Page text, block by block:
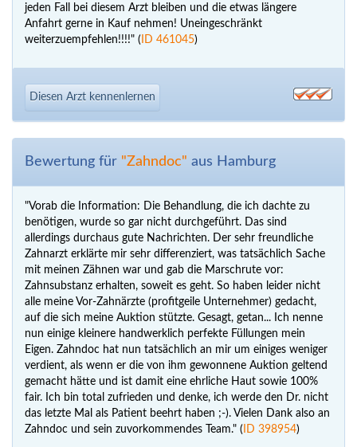
jeden Fall bei diesem Arzt bleiben und die etwas längere
Anfahrt gerne in Kauf nehmen! Uneingeschränkt
weiterzuempfehlen!!!!" ( ID 461045)
Diesen Arzt kennenlernen
Bewertung für "Zahndoc" aus Hamburg
"Vorab die Information: Die Behandlung, die ich dachte zu
benötigen, wurde so gar nicht durchgeführt. Das sind
allerdings durchaus gute Nachrichten. Der sehr freundliche
Zahnarzt erklärte mir sehr differenziert, was tatsächlich Sache
mit meinen Zähnen war und gab die Marschrute vor:
Zahnsubstanz erhalten, soweit es geht. So haben leider nicht
alle meine Vor-Zahnärzte (profitgeile Unternehmer) gedacht,
auf die sich meine Auktion stützte. Gesagt, getan... Ich nenne
nun einige kleinere handwerklich perfekte Füllungen mein
Eigen. Zahndoc hat nun tatsächlich an mir um einiges weniger
verdient, als wenn er die von ihm gewonnene Auktion geltend
gemacht hätte und ist damit eine ehrliche Haut sowie 100%
fair. Ich bin total zufrieden und denke, ich werde den Dr. nicht
das letzte Mal als Patient beehrt haben ;-). Vielen Dank also an
Zahndoc und sein zuvorkommendes Team." ( ID 398954)